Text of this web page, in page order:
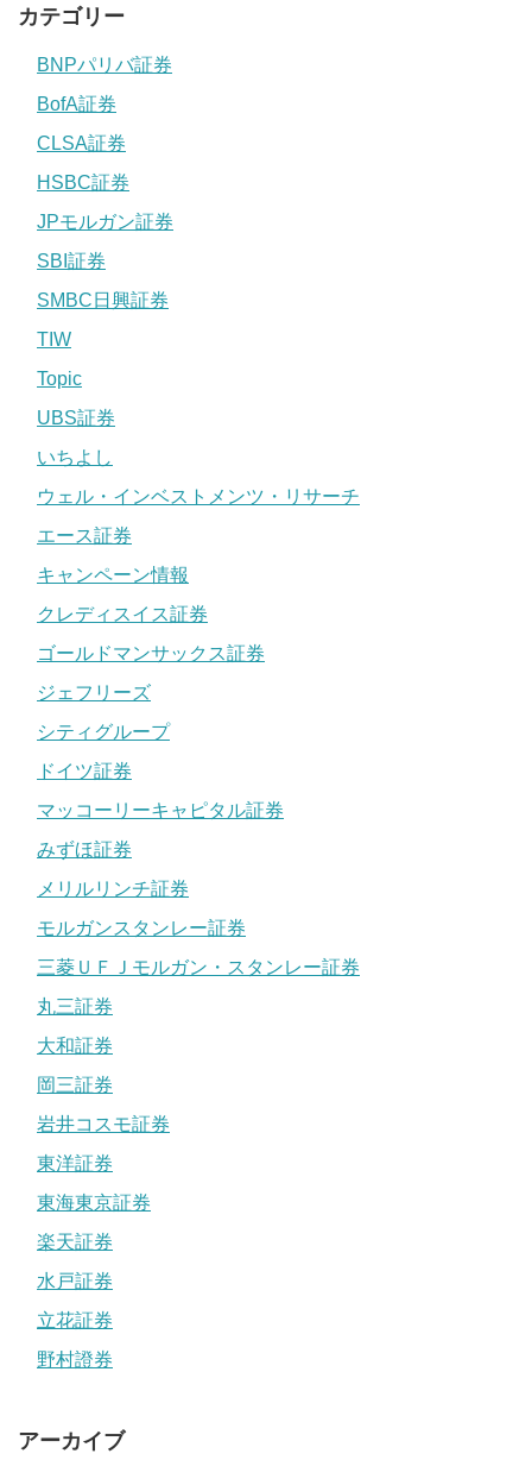
カテゴリー
BNPパリバ証券
BofA証券
CLSA証券
HSBC証券
JPモルガン証券
SBI証券
SMBC日興証券
TIW
Topic
UBS証券
いちよし
ウェル・インベストメンツ・リサーチ
エース証券
キャンペーン情報
クレディスイス証券
ゴールドマンサックス証券
ジェフリーズ
シティグループ
ドイツ証券
マッコーリーキャピタル証券
みずほ証券
メリルリンチ証券
モルガンスタンレー証券
三菱ＵＦＪモルガン・スタンレー証券
丸三証券
大和証券
岡三証券
岩井コスモ証券
東洋証券
東海東京証券
楽天証券
水戸証券
立花証券
野村證券
アーカイブ